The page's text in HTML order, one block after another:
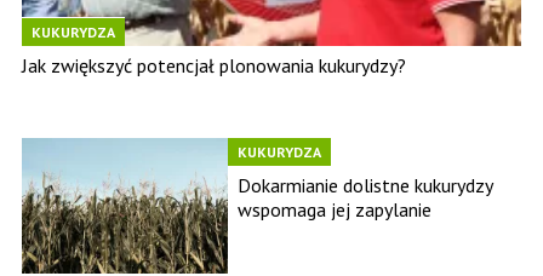
KUKURYDZA
Jak zwiększyć potencjał plonowania kukurydzy?
KUKURYDZA
Dokarmianie dolistne kukurydzy
wspomaga jej zapylanie